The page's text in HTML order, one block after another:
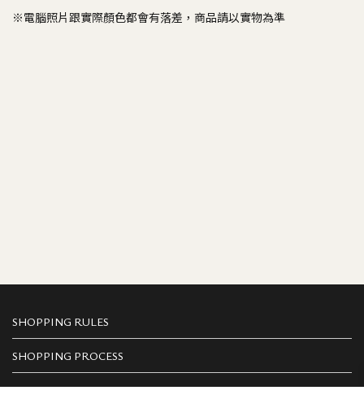
※電腦照片跟實際顏色都會有落差，商品請以實物為準
SHOPPING RULES
SHOPPING PROCESS
PAYMENT